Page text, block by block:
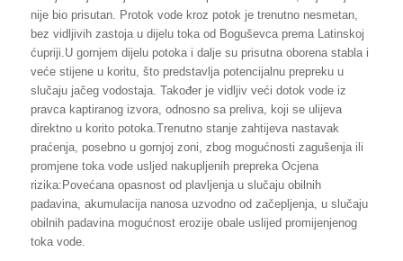
nije bio prisutan. Protok vode kroz potok je trenutno nesmetan,
bez vidljivih zastoja u dijelu toka od Boguševca prema Latinskoj
ćupriji.U gornjem dijelu potoka i dalje su prisutna oborena stabla i
veće stijene u koritu, što predstavlja potencijalnu prepreku u
slučaju jačeg vodostaja. Također je vidljiv veći dotok vode iz
pravca kaptiranog izvora, odnosno sa preliva, koji se ulijeva
direktno u korito potoka.Trenutno stanje zahtijeva nastavak
praćenja, posebno u gornjoj zoni, zbog mogućnosti zagušenja ili
promjene toka vode usljed nakupljenih prepreka Ocjena
rizika:Povećana opasnost od plavljenja u slučaju obilnih
padavina, akumulacija nanosa uzvodno od začepljenja, u slučaju
obilnih padavina mogućnost erozije obale uslijed promijenjenog
toka vode.